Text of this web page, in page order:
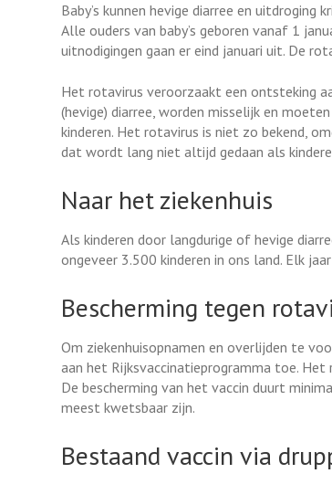
Baby’s kunnen hevige diarree en
Alle ouders van baby’s geboren vanaf 1
uitnodigingen gaan er eind januari uit. De
Het rotavirus veroorzaakt een ontsteking
(hevige) diarree, worden misselijk en
kinderen. Het rotavirus is niet zo bekend,
dat wordt lang niet altijd gedaan als
Naar het ziekenhuis
Als kinderen door langdurige of hevige
ongeveer 3.500 kinderen in ons land. Elk
Bescherming tegen
Om ziekenhuisopnamen en overlijden te
aan het Rijksvaccinatieprogramma toe.
De bescherming van het vaccin duurt
meest kwetsbaar zijn.
Bestaand vaccin via